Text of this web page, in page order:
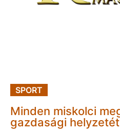
SPORT
Minden miskolci
gazdasági helyzetét